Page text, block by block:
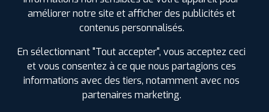
AVIS CLIENTS ÉTIQUETAGE
Étiquetage
améliorer notre site et afficher des publicités et
contenus personnalisés.
En sélectionnant "Tout accepter", vous acceptez ceci
et vous consentez à ce que nous partagions ces
informations avec des tiers, notamment avec nos
partenaires marketing.